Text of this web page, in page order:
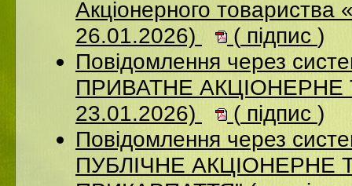
Акціонерного
26.01.2026)
( підпис )
Повідомлення через
ПРИВАТНЕ АКЦІОНЕРНЕ
23.01.2026)
( підпис )
Повідомлення через
ПУБЛІЧНЕ АКЦІОНЕРНЕ